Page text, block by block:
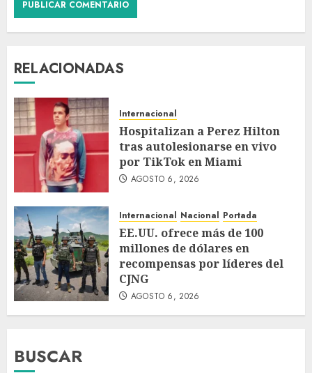
RELACIONADAS
Internacional
Hospitalizan a Perez Hilton
tras autolesionarse en vivo
por TikTok en Miami
AGOSTO 6, 2026
Internacional Nacional Portada
EE.UU. ofrece más de 100
millones de dólares en
recompensas por líderes del
CJNG
AGOSTO 6, 2026
BUSCAR